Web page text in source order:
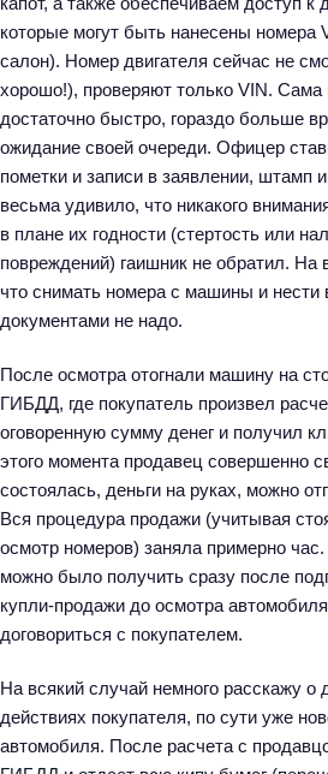
которые могут быть нанесены номера
салон). Номер двигателя сейчас не
хорошо!), проверяют только VIN. Сама
достаточно быстро, гораздо больше
ожидание своей очереди. Офицер
пометки и записи в заявлении, штамп
весьма удивило, что никакого
в плане их годности (стертость или
повреждений) гаишник не обратил. На
что снимать номера с машины и
документами не надо.
После осмотра отогнали машину на
ГИБДД, где покупатель произвел
оговоренную сумму денег и получил
этого момента продавец совершенно
состоялась, деньги на руках, можно
Вся процедура продажи (учитывая
осмотр номеров) заняла примерно час.
можно было получить сразу после
купли-продажи до осмотра
договориться с покупателем.
На всякий случай немного расскажу о
действиях покупателя, по сути уже
автомобиля. После расчета с